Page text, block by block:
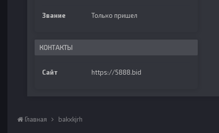
Звание Только пришел
КОНТАКТЫ
Сайт https://5888.bid
Главная bakxkjrh